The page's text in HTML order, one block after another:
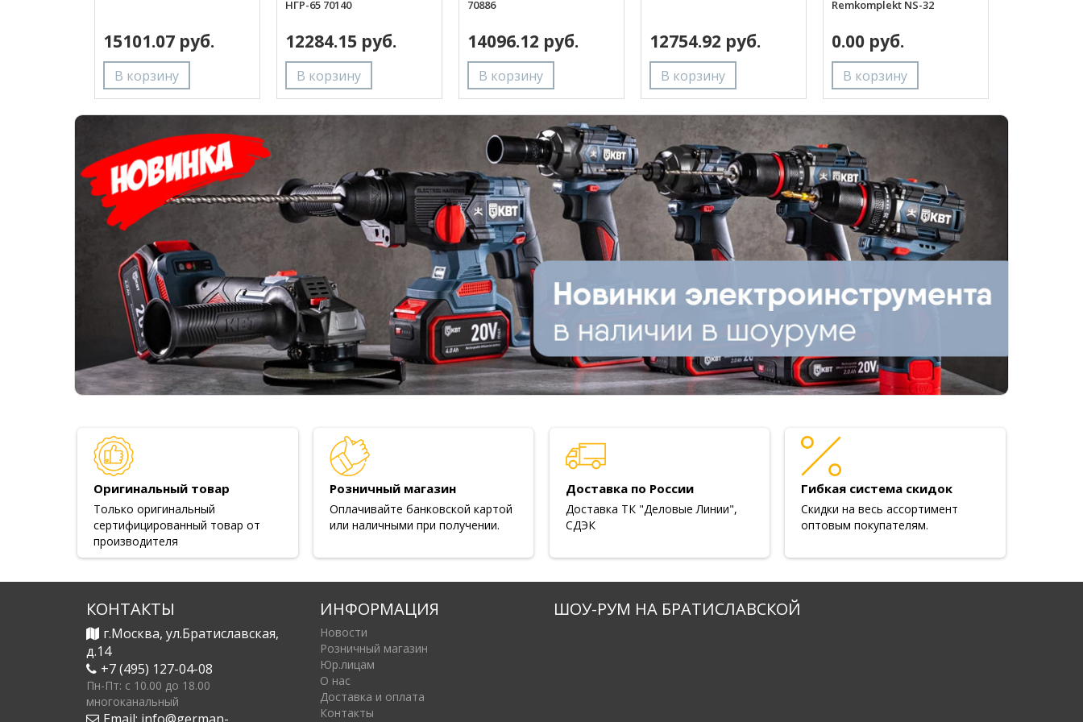
15101.07 руб.
НГР-65 70140
12284.15 руб.
70886
14096.12 руб. 12754.92 руб.
Remkomplekt NS-32
0.00 руб.
Оригинальный товар
Только оригинальный
сертифицированный товар от
производителя
Розничный магазин
Оплачивайте банковской картой
или наличными при получении.
Доставка по России
Доставка ТК "Деловые Линии",
СДЭК
Гибкая система скидок
Скидки на весь ассортимент
оптовым покупателям.
КОНТАКТЫ
г.Москва, ул.Братиславская,
д.14
+7 (495) 127-04-08
Пн-Пт: c 10.00 до 18.00
многоканальный
Email: info@german-
ИНФОРМАЦИЯ
Новости
Розничный магазин
Юр.лицам
О нас
Доставка и оплата
Контакты
ШОУ-РУМ НА БРАТИСЛАВСКОЙ